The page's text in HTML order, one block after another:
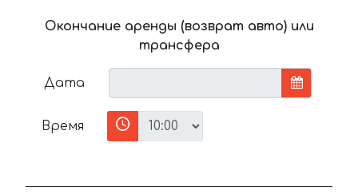
Окончание аренды (возврат авто) или
трансфера
Дата
Время